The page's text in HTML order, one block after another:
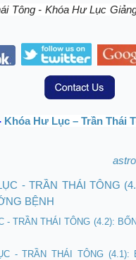
Tông - Khóa Hư Lục
Khóa Hư Lục – Trần Thái
- TRẦN THÁI TÔNG
BỆNH
- TRẦN THÁI TÔNG (4.2):
- TRẦN THÁI TÔNG (4.1):